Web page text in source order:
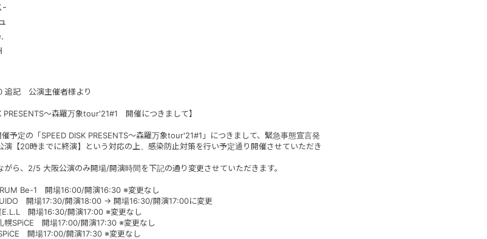
-
追記 公演主催者様より
PRESENTS～森羅万象tour'21#1 開催につきまして】
予定の「SPEED DISK PRESENTS～森羅万象tour'21#1」につきまして、緊急事態宣言発
演【20時までに終演】という対応の上、感染防止対策を行い予定通り開催させていただき
がら、2/5 大阪公演のみ開場/開演時間を下記の通り変更させていただきます。
Be-1 開場16:00/開演16:30 ※変更なし
開場17:30/開演18:00 → 開場16:30/開演17:00に変更
開場16:30/開演17:00 ※変更なし
幌SPiCE 開場17:00/開演17:30 ※変更なし
開場17:00/開演17:30 ※変更なし